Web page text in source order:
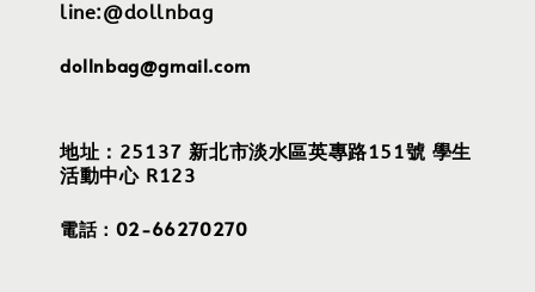
line:@dollnbag
dollnbag@gmail.com
地址：25137 新北市淡水區英專路151號 學生
活動中心 R123
電話：02-66270270